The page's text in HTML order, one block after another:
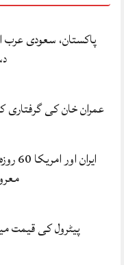
پاکستان، سعودی عرب
عمران خان کی گرفتاری کو 3 سال ہونے پر لاہور میں پی
پیٹرول کی قیمت